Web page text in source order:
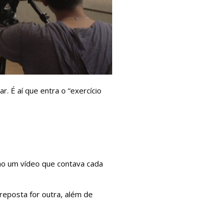
É aí que entra o “exercício
um vídeo que contava cada
for outra, além de